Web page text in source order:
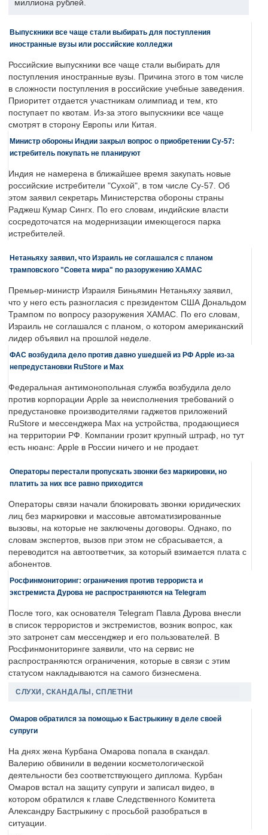
миллиона рублей.
Выпускники все чаще стали выбирать для поступления
иностранные вузы или российские колледжи
Российские выпускники все чаще стали выбирать для
поступления иностранные вузы. Причина этого в том числе
в сложности поступления в российские учебные заведения.
Приоритет отдается участникам олимпиад и тем, кто
поступает по квотам. Из-за этого выпускники все чаще
смотрят в сторону Европы или Китая.
Министр обороны Индии закрыл вопрос о приобретении Су-57:
истребитель покупать не планируют
Индия не намерена в ближайшее время закупать новые
российские истребители "Сухой", в том числе Су-57. Об
этом заявил секретарь Министерства обороны страны
Раджеш Кумар Сингх. По его словам, индийские власти
сосредоточатся на модернизации имеющегося парка
истребителей.
Нетаньяху заявил, что Израиль не соглашался с планом
трамповского "Совета мира" по разоружению ХАМАС
Премьер-министр Израиля Биньямин Нетаньяху заявил,
что у него есть разногласия с президентом США Дональдом
Трампом по вопросу разоружения ХАМАС. По его словам,
Израиль не соглашался с планом, о котором американский
лидер объявил на прошлой неделе.
ФАС возбудила дело против давно ушедшей из РФ Apple из-за
непредустановки RuStore и Max
Федеральная антимонопольная служба возбудила дело
против корпорации Apple за неисполнения требований о
предустановке производителями гаджетов приложений
RuStore и мессенджера Max на устройства, продающиеся
на территории РФ. Компании грозит крупный штраф, но тут
есть нюанс: Apple в России ничего и не продает.
Операторы перестали пропускать звонки без маркировки, но
платить за них все равно приходится
Операторы связи начали блокировать звонки юридических
лиц без маркировки и массовые автоматизированные
вызовы, на которые не заключены договоры. Однако, по
словам экспертов, вызов при этом не сбрасывается, а
переводится на автоответчик, за который взимается плата с
абонентов.
Росфинмониторинг: ограничения против террориста и
экстремиста Дурова не распространяются на Telegram
После того, как основателя Telegram Павла Дурова внесли
в список террористов и экстремистов, возник вопрос, как
это затронет сам мессенджер и его пользователей. В
Росфинмониторинге заявили, что на сервис не
распространяются ограничения, которые в связи с этим
статусом накладываются на самого бизнесмена.
СЛУХИ, СКАНДАЛЫ, СПЛЕТНИ
Омаров обратился за помощью к Бастрыкину в деле своей
супруги
На днях жена Курбана Омарова попала в скандал.
Валерию обвинили в ведении косметологической
деятельности без соответствующего диплома. Курбан
Омаров встал на защиту супруги и записал видео, в
котором обратился к главе Следственного Комитета
Александру Бастрыкину с просьбой разобраться в
ситуации.